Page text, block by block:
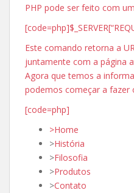
PHP pode ser feito com
Este comando retorna a
juntamente com a página
Agora que temos a
podemos começar a fazer
[code=php]
>Home
>História
>Filosofia
>Produtos
>Contato